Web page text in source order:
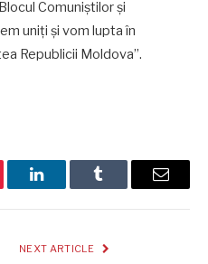
Comuniștilor și
uniți și vom lupta în
Republicii Moldova”.
LinkedInTumblr Email
NEXT ARTICLE